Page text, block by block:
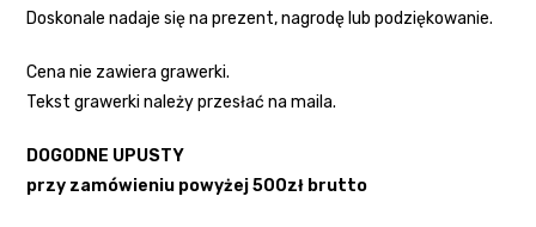
Doskonale nadaje się na prezent, nagrodę lub podziękowanie.
Cena nie zawiera grawerki.
Tekst grawerki należy przesłać na maila.
DOGODNE UPUSTY
przy zamówieniu powyżej 500zł brutto